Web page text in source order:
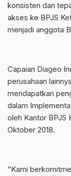
konsisten dan
akses ke BPJS
menjadi anggota
Capaian Diageo
perusahaan
mendapatkan
dalam
oleh Kantor BPJS
Oktober 2018.
“Kami